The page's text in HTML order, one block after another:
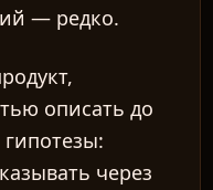
— редко.
описать до
через